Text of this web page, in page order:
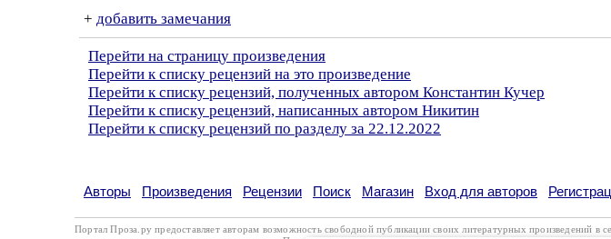
+ добавить замечания
Перейти на страницу произведения
Перейти к списку рецензий на это произведение
Перейти к списку рецензий, полученных автором Константин Кучер
Перейти к списку рецензий, написанных автором Никитин
Перейти к списку рецензий по разделу за 22.12.2022
Авторы Произведения Рецензии Поиск Магазин Вход для авторов
Портал Проза.ру предоставляет авторам возможность свободной публикации своих литературных произведений в